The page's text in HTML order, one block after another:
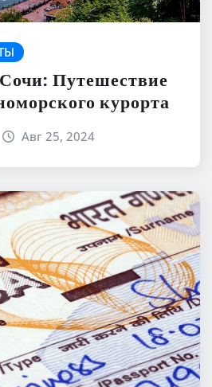
Путешествие
курорта
Авг 25, 2024